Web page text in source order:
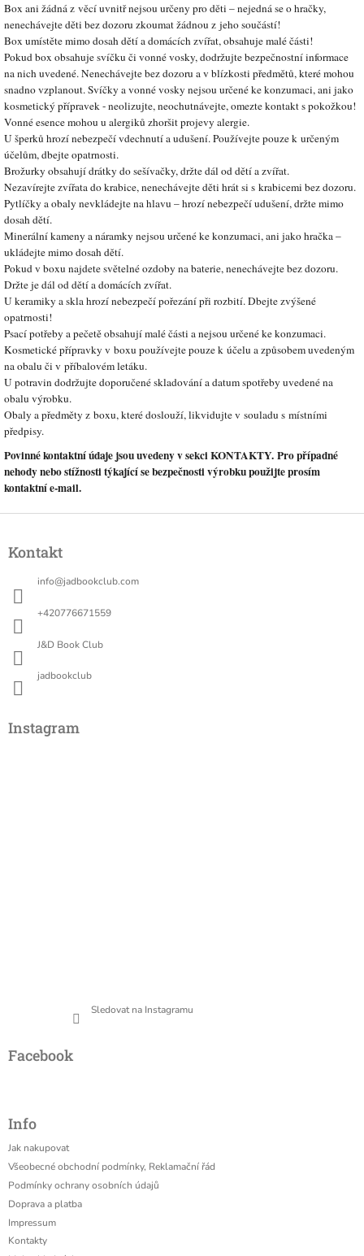
Box ani žádná z věcí uvnitř nejsou určeny pro děti – nejedná se o hračky,
nenechávejte děti bez dozoru zkoumat žádnou z jeho součástí!
Box umístěte mimo dosah dětí a domácích zvířat, obsahuje malé části!
Pokud box obsahuje svíčku či vonné vosky, dodržujte bezpečnostní informace
na nich uvedené. Nenechávejte bez dozoru a v blízkosti předmětů, které mohou
snadno vzplanout. Svíčky a vonné vosky nejsou určené ke konzumaci, ani jako
kosmetický přípravek - neolizujte, neochutnávejte, omezte kontakt s pokožkou!
Vonné esence mohou u alergiků zhoršit projevy alergie.
U šperků hrozí nebezpečí vdechnutí a udušení. Používejte pouze k určeným
účelům, dbejte opatrnosti.
Brožurky obsahují drátky do sešívačky, držte dál od dětí a zvířat.
Nezavírejte zvířata do krabice, nenechávejte děti hrát si s krabicemi bez dozoru.
Pytlíčky a obaly nevkládejte na hlavu – hrozí nebezpečí udušení, držte mimo
dosah dětí.
Minerální kameny a náramky nejsou určené ke konzumaci, ani jako hračka –
ukládejte mimo dosah dětí.
Pokud v boxu najdete světelné ozdoby na baterie, nenechávejte bez dozoru.
Držte je dál od dětí a domácích zvířat.
U keramiky a skla hrozí nebezpečí pořezání při rozbití. Dbejte zvýšené
opatrnosti!
Psací potřeby a pečetě obsahují malé části a nejsou určené ke konzumaci.
Kosmetické přípravky v boxu používejte pouze k účelu a způsobem uvedeným
na obalu či v příbalovém letáku.
U potravin dodržujte doporučené skladování a datum spotřeby uvedené na
obalu výrobku.
Obaly a předměty z boxu, které doslouží, likvidujte v souladu s místními
předpisy.
Povinné kontaktní údaje jsou uvedeny v sekci KONTAKTY. Pro případné
nehody nebo stížnosti týkající se bezpečnosti výrobku použijte prosím
kontaktní e-mail.
pKontakt
info@jadbookclub.com
+420776671559
J&D Book Club
jadbookclub
Instagram
Sledovat na Instagramu
Facebook
Info
Jak nakupovat
Všeobecné obchodní podmínky, Reklamační řád
Podmínky ochrany osobních údajů
Doprava a platba
Impressum
Kontakty